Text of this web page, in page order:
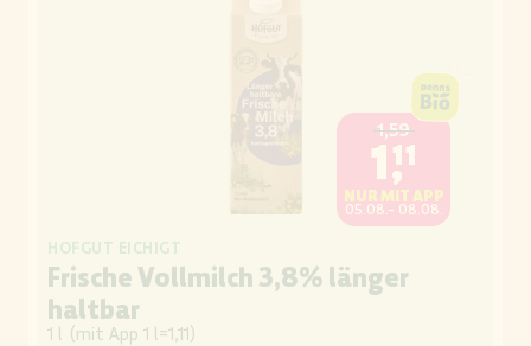
1,59
1,11
NUR MIT APP
05.08.- 08.08.
HOFGUT EICHIGT
Frische Vollmilch 3,8% länger
haltbar
1 l (mit App 1 l=1,11)